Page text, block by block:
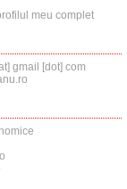
meu complet
gmail [dot] com